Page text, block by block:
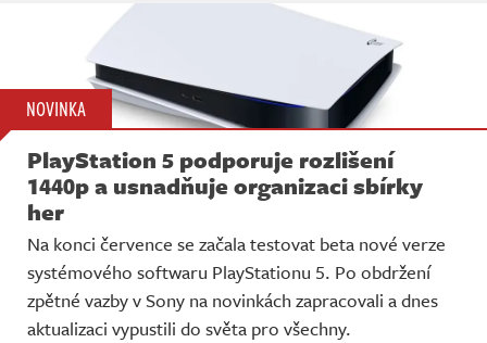
NOVINKA
PlayStation 5 podporuje rozlišení
1440p a usnadňuje organizaci sbírky
her
Na konci července se začala testovat beta nové verze
systémového softwaru PlayStationu 5. Po obdržení
zpětné vazby v Sony na novinkách zapracovali a dnes
aktualizaci vypustili do světa pro všechny.